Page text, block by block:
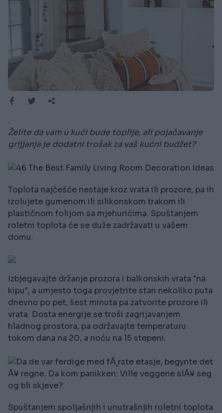
.
Želite da vam u kući bude toplije, ali pojačavanje
grijjanja je dodatni trošak za vaš kućni budžet?
Toplota najčešće nestaje kroz vrata ili prozore, pa ih
izolujete gumenom ili silikonskom trakom ili
plastičnom folijom sa mjehurićima. Spuštanjem
roletni toplota će se duže zadržavati u vašem
domu.
Izbjegavajte držanje prozora i balkonskih vrata "na
kipu", a umjesto toga provjetrite stan nekoliko puta
dnevno po pet, šest minuta pa zatvorite prozore ili
vrata. Dosta energije se troši zagrijavanjem
hladnog prostora, pa održavajte temperaturu
tokom dana na 20, a noću na 15 stepeni.
Spuštanjem spoljašnjih i unutrašnjih roletni toplota